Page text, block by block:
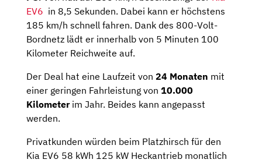
EV6 in 8,5 Sekunden. Dabei kann er höchstens
185 km/h schnell fahren. Dank des 800-Volt-
Bordnetz lädt er innerhalb von 5 Minuten 100
Kilometer Reichweite auf.
Der Deal hat eine Laufzeit von 24 Monaten mit
einer geringen Fahrleistung von 10.000
Kilometerim Jahr. Beides kann angepasst
werden.
Privatkunden würden beim Platzhirsch für den
Kia EV6 58 kWh 125 kW Heckantrieb monatlich